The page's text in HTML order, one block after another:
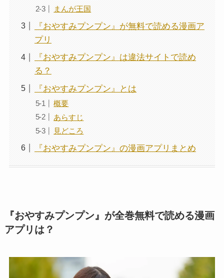
まんが王国
『おやすみプンプン』が無料で読める漫画ア
プリ
『おやすみプンプン』は違法サイトで読め
る？
『おやすみプンプン』とは
概要
あらすじ
見どころ
『おやすみプンプン』の漫画アプリまとめ
『おやすみプンプン』が全巻無料で読める漫画
アプリは？